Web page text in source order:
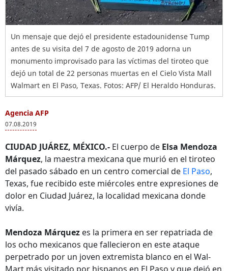
Un mensaje que dejó el presidente estadounidense Tump
antes de su visita del 7 de agosto de 2019 adorna un
monumento improvisado para las víctimas del tiroteo que
dejó un total de 22 personas muertas en el Cielo Vista Mall
Walmart en El Paso, Texas. Fotos: AFP/ El Heraldo Honduras.
Agencia AFP
07.08.2019
CIUDAD JUÁREZ, MÉXICO.- El cuerpo de Elsa Mendoza
Márquez, la maestra mexicana que murió en el tiroteo
del pasado sábado en un centro comercial de El Paso,
Texas, fue recibido este miércoles entre expresiones de
dolor en Ciudad Juárez, la localidad mexicana donde
vivía.
Mendoza Márquez es la primera en ser repatriada de
los ocho mexicanos que fallecieron en este ataque
perpetrado por un joven extremista blanco en el Wal-